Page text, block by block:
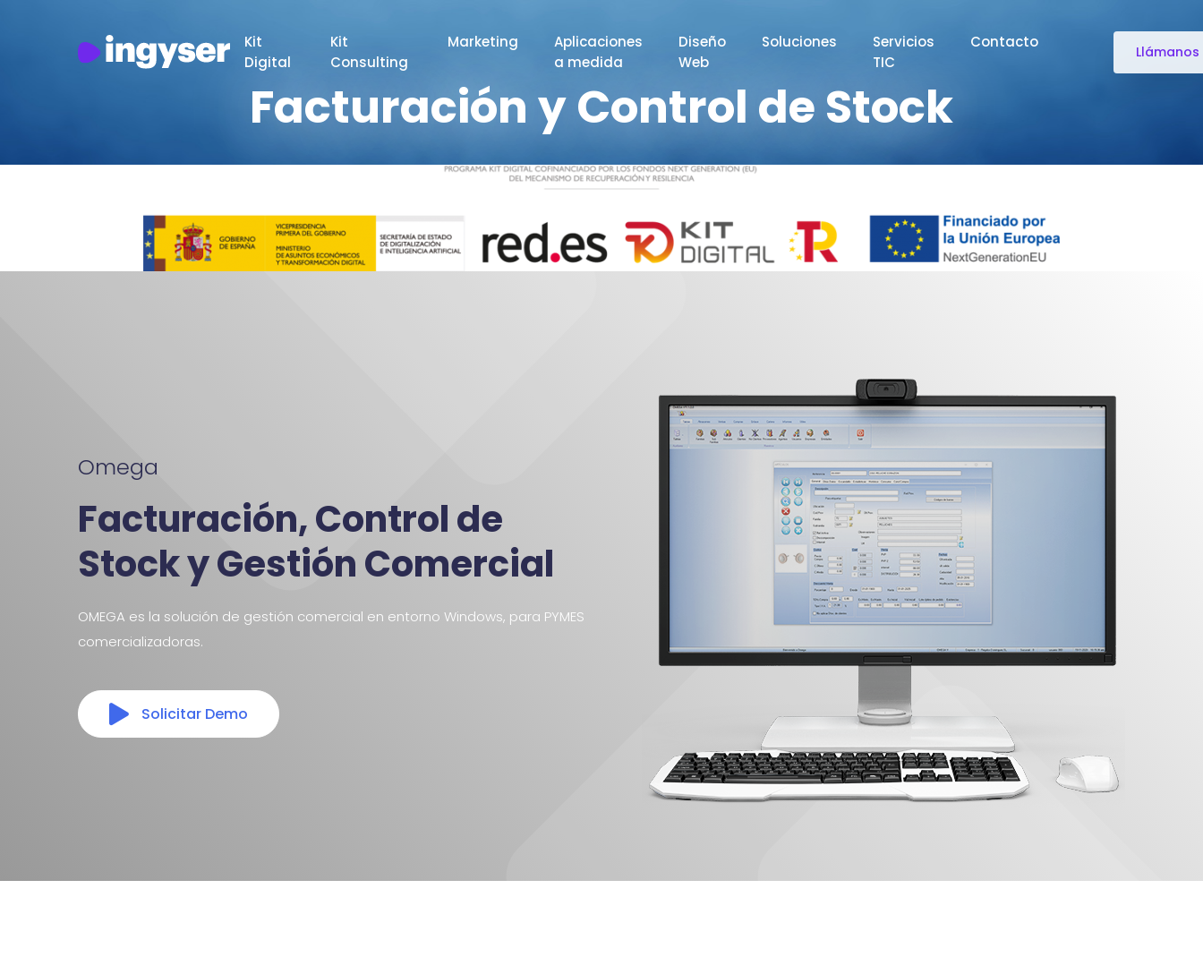
Kit
Digital
Kit
Consulting
Marketing
Aplicaciones
a medida
Diseño
Web
Soluciones
Servicios
TIC
Contacto
Llámanos
Facturación y Control de Stock
Omega
Facturación, Control de
Stock y Gestión Comercial
OMEGA es la solución de gestión comercial en entorno Windows, para PYMES
comercializadoras.
Solicitar Demo